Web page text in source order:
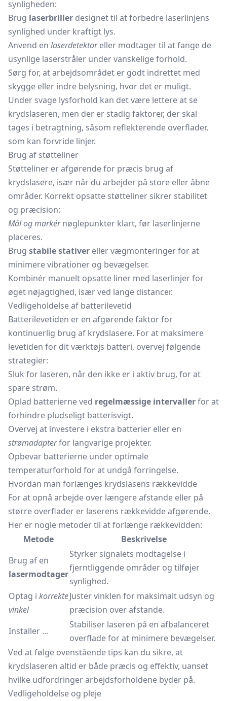
synligheden:
Brug laserbriller designet til at forbedre laserlinjens
synlighed under kraftigt lys.
Anvend en laserdetektoreller modtager til at fange de
usynlige laserstråler under vanskelige forhold.
Sørg for, at arbejdsområdet er godt indrettet med
skygge eller indre belysning, hvor det er muligt.
Under svage lysforhold kan det være lettere at se
krydslaseren, men der er stadig faktorer, der skal
tages i betragtning, såsom reflekterende overflader,
som kan forvride linjer.
Brug af støtteliner
Støtteliner er afgørende for præcis brug af
krydslasere, især når du arbejder på store eller åbne
områder. Korrekt opsatte støtteliner sikrer stabilitet
og præcision:
Mål og markérnøglepunkter klart, før laserlinjerne
placeres.
Brug stabile stativer eller vægmonteringer for at
minimere vibrationer og bevægelser.
Kombinér manuelt opsatte liner med laserlinjer for
øget nøjagtighed, især ved lange distancer.
Vedligeholdelse af batterilevetid
Batterilevetiden er en afgørende faktor for
kontinuerlig brug af krydslasere. For at maksimere
levetiden for dit værktøjs batteri, overvej følgende
strategier:
Sluk for laseren, når den ikke er i aktiv brug, for at
spare strøm.
Oplad batterierne ved regelmæssige intervallerfor at
forhindre pludseligt batterisvigt.
Overvej at investere i ekstra batterier eller en
strømadapterfor langvarige projekter.
Opbevar batterierne under optimale
temperaturforhold for at undgå forringelse.
Hvordan man forlænges krydslasens rækkevidde
For at opnå arbejde over længere afstande eller på
større overflader er laserens rækkevidde afgørende.
Her er nogle metoder til at forlænge rækkevidden:
Metode
Beskrivelse
Brug af en
lasermodtager
Styrker signalets modtagelse i
fjerntliggende områder og tilføjer
synlighed.
Optag i korrekte
vinkel
Juster vinklen for maksimalt udsyn og
præcision over afstande.
Installer ...
Stabiliser laseren på en afbalanceret
overflade for at minimere bevægelser.
Ved at følge ovenstående tips kan du sikre, at
krydslaseren altid er både præcis og effektiv, uanset
hvilke udfordringer arbejdsforholdene byder på.
Vedligeholdelse og pleje